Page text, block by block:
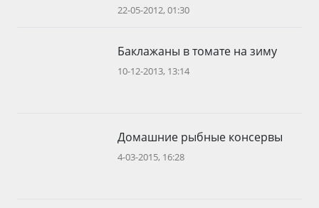
22-05-2012, 01:30
Баклажаны в томате на зиму
10-12-2013, 13:14
Домашние рыбные консервы
4-03-2015, 16:28